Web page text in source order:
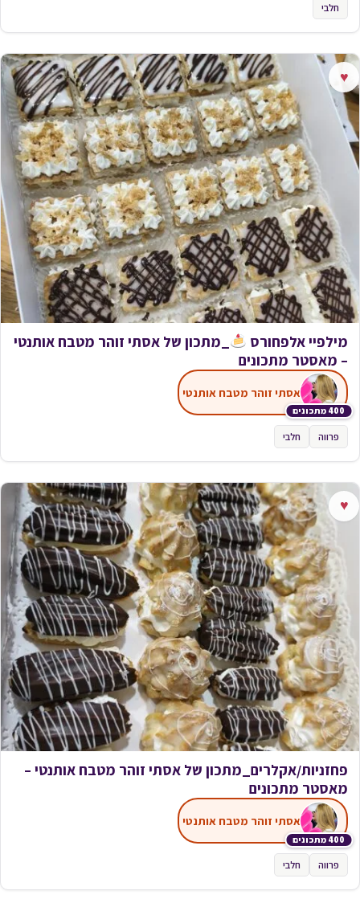
חלבי
♥
מילפיי אלפחורס
_מתכון של אסתי זוהר מטבח אותנטי
– מאסטר מתכונים
400 מתכונים
אסתי זוהר מטבח אותנטי
פרווה חלבי
♥
פחזניות/אקלרים_מתכון של אסתי זוהר מטבח אותנטי –
מאסטר מתכונים
400 מתכונים
אסתי זוהר מטבח אותנטי
פרווה חלבי